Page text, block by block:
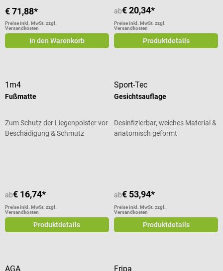
€ 71,88*
Preise inkl. MwSt. zzgl.
Versandkosten
In den Warenkorb
ab€ 20,34*
Preise inkl. MwSt. zzgl.
Versandkosten
Produktdetails
1m4
Fußmatte
Zum Schutz der Liegenpolster vor
Beschädigung & Schmutz
ab€ 16,74*
Preise inkl. MwSt. zzgl.
Versandkosten
Produktdetails
Sport-Tec
Gesichtsauflage
Desinfizierbar, weiches Material &
anatomisch geformt
ab€ 53,94*
Preise inkl. MwSt. zzgl.
Versandkosten
Produktdetails
AGA Fripa